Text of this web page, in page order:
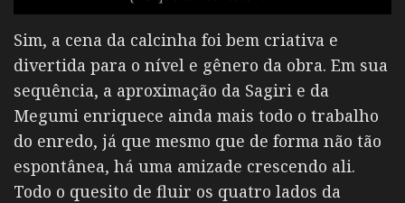
Sim, a cena da calcinha foi bem criativa e
divertida para o nível e gênero da obra. Em sua
sequência, a aproximação da Sagiri e da
Megumi enriquece ainda mais todo o trabalho
do enredo, já que mesmo que de forma não tão
espontânea, há uma amizade crescendo ali.
Todo o quesito de fluir os quatro lados da